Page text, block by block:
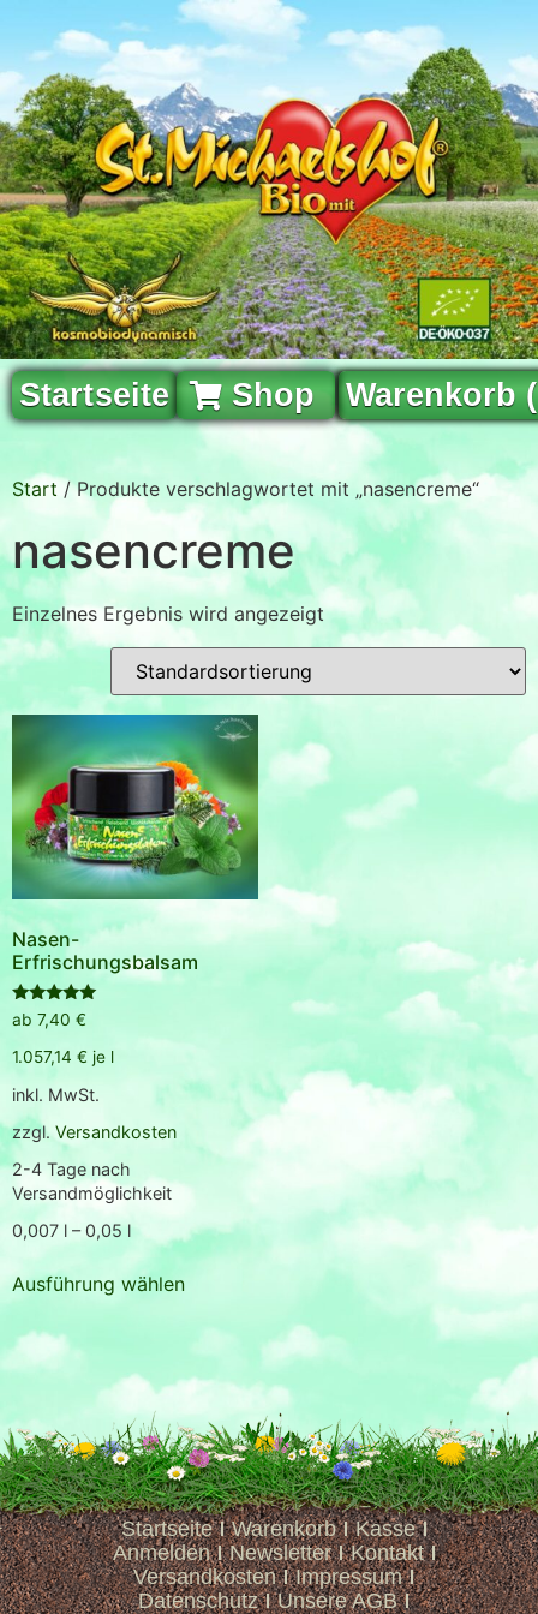
Startseite Shop Warenkorb
Start / Produkte verschlagwortet mit „nasencreme“
nasencreme
Einzelnes Ergebnis wird angezeigt
Nasen-
Erfrischungsbalsam
Bewertet
mit
von 5
ab 7,40 €
1.057,14 € je l
inkl. MwSt.
zzgl. Versandkosten
2-4 Tage nach
Versandmöglichkeit
0,007 l – 0,05 l
Ausführung wählen
Startseite Warenkorb
Kasse
Anmelden
Newsletter
Kontakt
Versandkosten
Impressum
Datenschutz
Unsere AGB